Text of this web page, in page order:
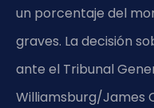
un porcentaje del
graves. La decisión
ante el Tribunal
Williamsburg/James